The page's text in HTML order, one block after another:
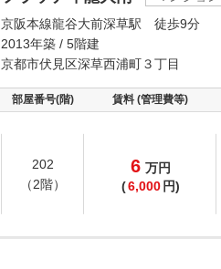
京阪本線龍谷大前深草駅 徒歩9分
2013年築 / 5階建
京都市伏見区深草西浦町３丁目
部屋番号(階) 賃料 (管理費等)
202
（2階）
6 万円
(6,000 円)